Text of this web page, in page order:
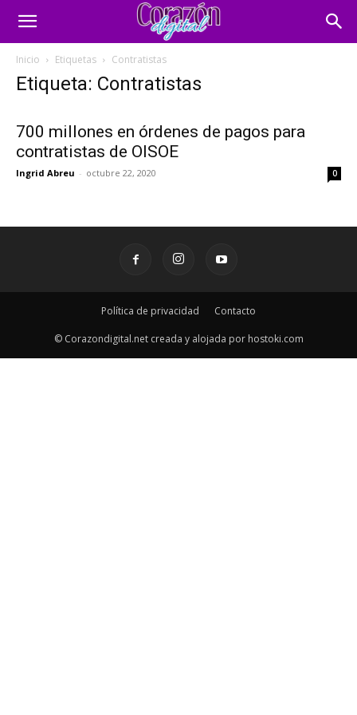
Inicio Etiquetas Contratistas
Etiqueta: Contratistas
700 millones en órdenes de pagos para
contratistas de OISOE
Ingrid Abreu - octubre 22, 2020 0
Política de privacidad Contacto
© Corazondigital.net creada y alojada por hostoki.com